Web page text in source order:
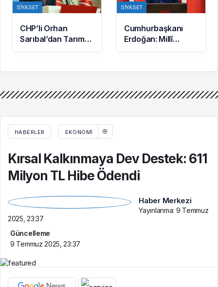
SIYASET
CHP’li Orhan
Sarıbal’dan Tarım
ve Ekonomi
Kaderiyle Baş Başa
SIYASET
Cumhurbaşkanı
Erdoğan: Millî
Dayanışma ve
Bütünleşmenin
Dair Kanun Teklifi
HABERLER EKONOMI
Kırsal Kalkınmaya Dev Destek: 611
Milyon TL Hibe Ödendi
Haber Merkezi
Yayınlanma: 9 Temmuz
2025, 23:37
Güncelleme
9 Temmuz 2025, 23:37